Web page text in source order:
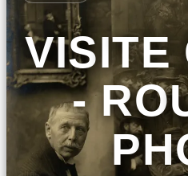
VISITE
-